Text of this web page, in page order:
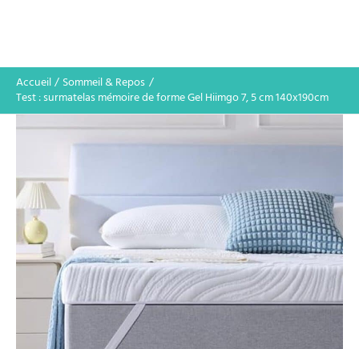
Accueil
Sommeil & Repos
Test : surmatelas mémoire de forme Gel Hiimgo 7, 5 cm 140x190cm